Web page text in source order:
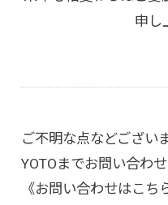
申し
ご不明な点などござい
YOTOまでお問い合わせ
《お問い合わせはこち